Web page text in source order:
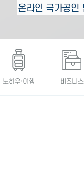
노하우·여행 비즈니스